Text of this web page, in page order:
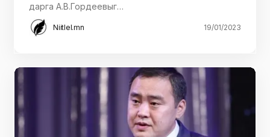
дарга А.В.Гордеевыг…
Niitlel.mn 19/01/2023